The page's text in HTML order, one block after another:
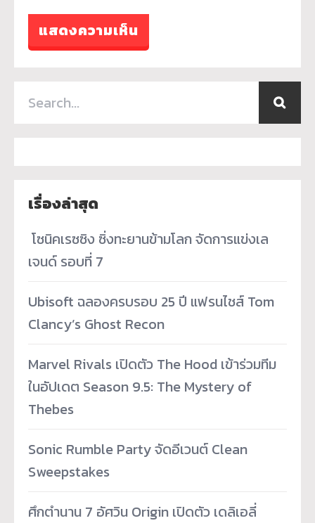
เรื่องล่าสุด
­ โซนิคเรซซิง ซิ่งทะยานข้ามโลก จัดการแข่งเล
เจนด์ รอบที่ 7
Ubisoft ฉลองครบรอบ 25 ปี แฟรนไชส์ Tom
Clancy’s Ghost Recon
Marvel Rivals เปิดตัว The Hood เข้าร่วมทีม
ในอัปเดต Season 9.5: The Mystery of
Thebes
Sonic Rumble Party จัดอีเวนต์ Clean
Sweepstakes
ศึกตำนาน 7 อัศวิน Origin เปิดตัว เดลิเอลี่